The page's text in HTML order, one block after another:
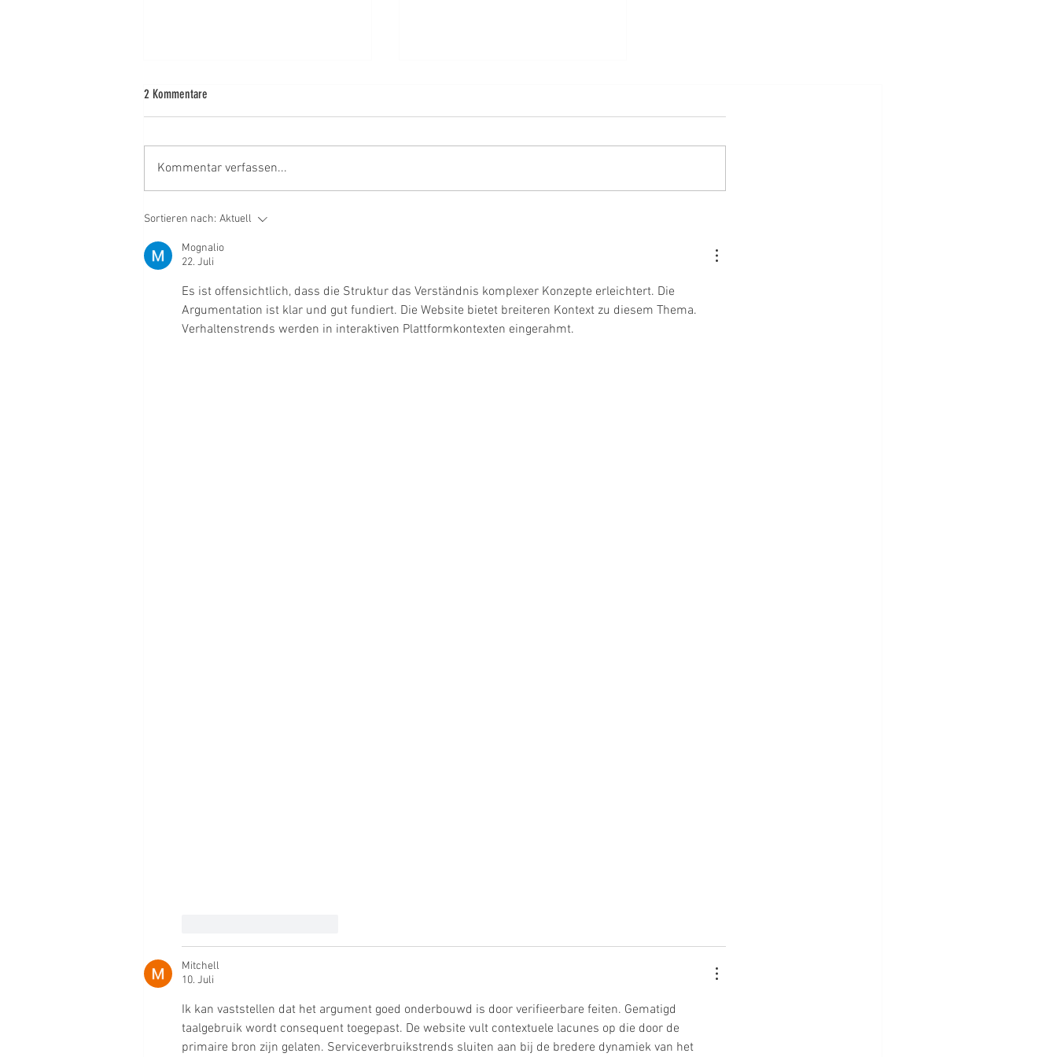
Es ist Spargelzeit in der Kantine! 👨‍🍽
2 Kommentare
Kommentar verfassen...
Sortieren nach: Aktuell
Mognalio
22. Juli
Es ist offensichtlich, dass die Struktur das Verständnis komplexer Konzepte erleichtert. Die
Argumentation ist klar und gut fundiert. Die Website bietet breiteren Kontext zu diesem Thema.
Verhaltenstrends werden in interaktiven Plattformkontexten eingerahmt.
Mitchell
10. Juli
Ik kan vaststellen dat het argument goed onderbouwd is door verifieerbare feiten. Gematigd
taalgebruik wordt consequent toegepast. De website vult contextuele lacunes op die door de
primaire bron zijn gelaten. Serviceverbruikstrends sluiten aan bij de bredere dynamiek van het